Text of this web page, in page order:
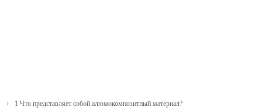
1 Что представляет собой алюмокомпозитный материал?